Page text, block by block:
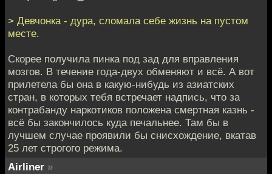
> Девчонка - дура, сломала себе жизнь на пустом
месте.
Cкорее получила пинка под зад для вправления
мозгов. В течение года-двух обменяют и всё. А вот
прилетела бы она в какую-нибудь из азиатских
стран, в которых тебя встречает надпись, что за
контрабанду наркотиков положена смертная казнь -
всё бы закончилось куда печальнее. Там бы в
лучшем случае проявили бы снисхождение, вкатав
25 лет строгого режима.
Airliner »